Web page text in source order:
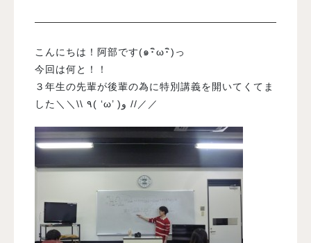
学校情報
訪問者別メニュー
こんにちは！阿部です(๑･ิω･ิ)っ
今回は何と！！
３年生の先輩が後輩の為に特別講義を開いてくてま
した＼＼\\ ٩( ‘ω’ )و //／／